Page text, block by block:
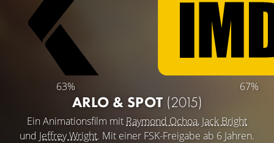
63% 67%
ARLO & SPOT (2015)
Ein Animationsfilm mit Raymond Ochoa, Jack Bright
und Jeffrey Wright. Mit einer FSK-Freigabe ab 6 Jahren.